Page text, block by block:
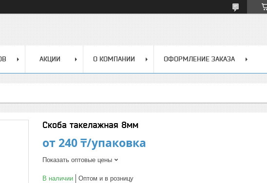
АКЦИИ О КОМПАНИИ ОФОРМЛЕНИЕ ЗАКАЗА
Скоба такелажная 8мм
от 240 ₸/упаковка
Показать оптовые цены
В наличии Оптом и в розницу